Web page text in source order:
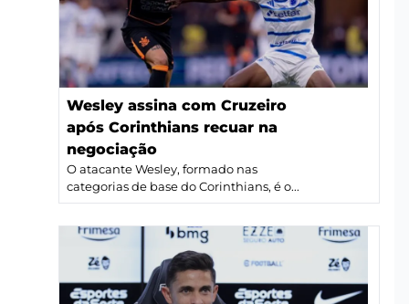
Wesley assina com Cruzeiro
após Corinthians recuar na
negociação
O atacante Wesley, formado nas
categorias de base do Corinthians, é o...